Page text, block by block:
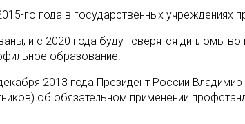
го года в государственных учреждениях
и с 2020 года будут сверятся дипломы
образование.
2013 года Президент России
об обязательном применении